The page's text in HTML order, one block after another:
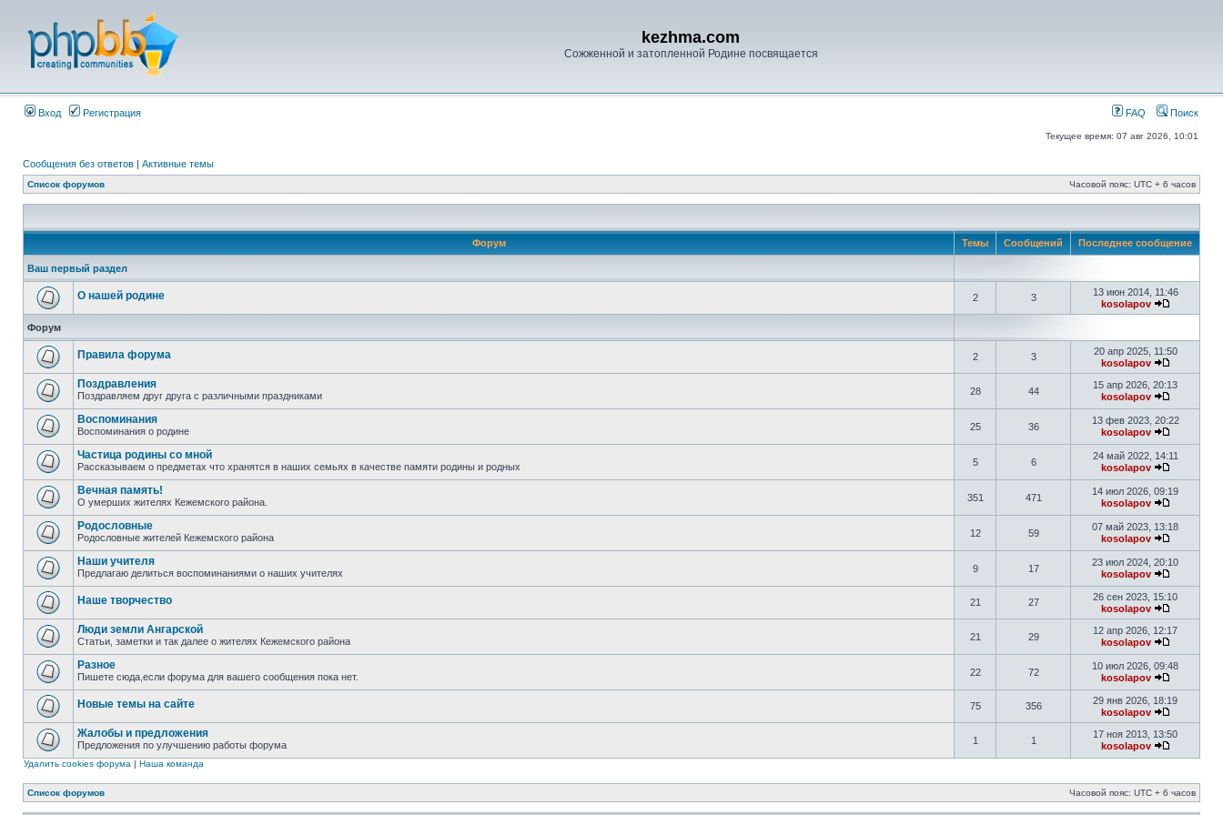
kezhma.com
Сожженной и затопленной Родине посвящается
Вход Регистрация FAQ Поиск
Текущее время: 07 авг 2026, 10:01
Сообщения без ответов | Активные темы
Список форумов Часовой пояс: UTC + 6 часов
Форум Темы Сообщений Последнее сообщение
Ваш первый раздел
О нашей родине 2 3
13 июн 2014, 11:46
kosolapov
Форум
Правила форума 2 3
20 апр 2025, 11:50
kosolapov
Поздравления
Поздравляем друг друга с различными праздниками 28 44
15 апр 2026, 20:13
kosolapov
Воспоминания
Воспоминания о родине 25 36
13 фев 2023, 20:22
kosolapov
Частица родины со мной
Рассказываем о предметах что хранятся в наших семьях в качестве памяти родины и родных 5 6
24 май 2022, 14:11
kosolapov
Вечная память!
О умерших жителях Кежемского района. 351 471
14 июл 2026, 09:19
kosolapov
Родословные
Родословные жителей Кежемского района 12 59
07 май 2023, 13:18
kosolapov
Наши учителя
Предлагаю делиться воспоминаниями о наших учителях 9 17
23 июл 2024, 20:10
kosolapov
Наше творчество 21 27
26 сен 2023, 15:10
kosolapov
Люди земли Ангарской
Статьи, заметки и так далее о жителях Кежемского района 21 29
12 апр 2026, 12:17
kosolapov
Разное
Пишете сюда,если форума для вашего сообщения пока нет. 22 72
10 июл 2026, 09:48
kosolapov
Новые темы на сайте 75 356
29 янв 2026, 18:19
kosolapov
Жалобы и предложения
Предложения по улучшению работы форума 1 1
17 ноя 2013, 13:50
kosolapov
Удалить cookies форума | Наша команда
Список форумов Часовой пояс: UTC + 6 часов